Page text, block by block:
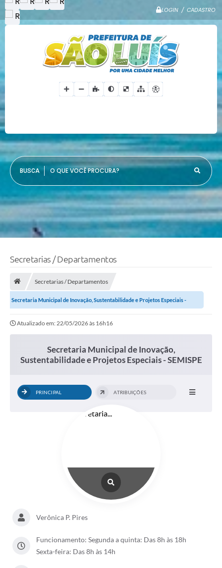
LOGIN / CADASTRO
O QUE VOCÊ PROCURA?
Secretarias / Departamentos
Secretarias / Departamentos
Secretaria Municipal de Inovação, Sustentabilidade e Projetos Especiais -
Atualizado em: 22/05/2026 às 16h16
Secretaria Municipal de Inovação,
Sustentabilidade e Projetos Especiais - SEMISPE
PRINCIPAL ATRIBUIÇÕES
Verônica P. Pires
Funcionamento: Segunda a quinta: Das 8h às 18h
Sexta-feira: Das 8h às 14h